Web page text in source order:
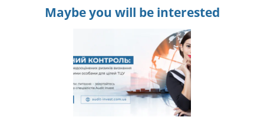
Maybe you will be interested